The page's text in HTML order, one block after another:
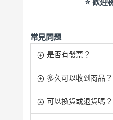
⭐ 歡迎
常見問題
是否有發票？
多久可以收到商品？
可以換貨或退貨嗎？